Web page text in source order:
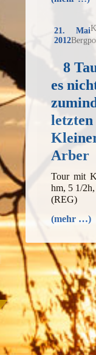
21. Mai
2012
8
es
letzten
Arber
Tour mit
hm, 5 1/
(REG)
(mehr …)